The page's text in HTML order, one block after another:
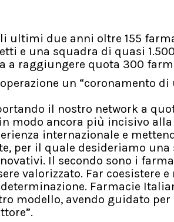
ultimi due anni oltre 155
e una squadra di quasi
a raggiungere quota 300
un “coronamento
il nostro network a
modo ancora più incisivo alla
internazionale e
per il quale desideriamo una
Il secondo sono i
valorizzato. Far coesistere e
Farmacie
modello, avendo guidato per